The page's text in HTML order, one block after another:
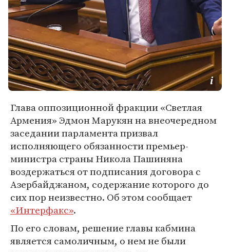
Глава оппозиционной фракции «Светлая
Армения» Эдмон Марукян на внеочередном
заседании парламента призвал
исполняющего обязанности премьер-
министра страны Никола Пашиняна
воздержаться от подписания договора с
Азербайджаном, содержание которого до
сих пор неизвестно. Об этом сообщает
«Интерфакс».
По его словам, решение главы кабмина
является самоличным, о нем не были